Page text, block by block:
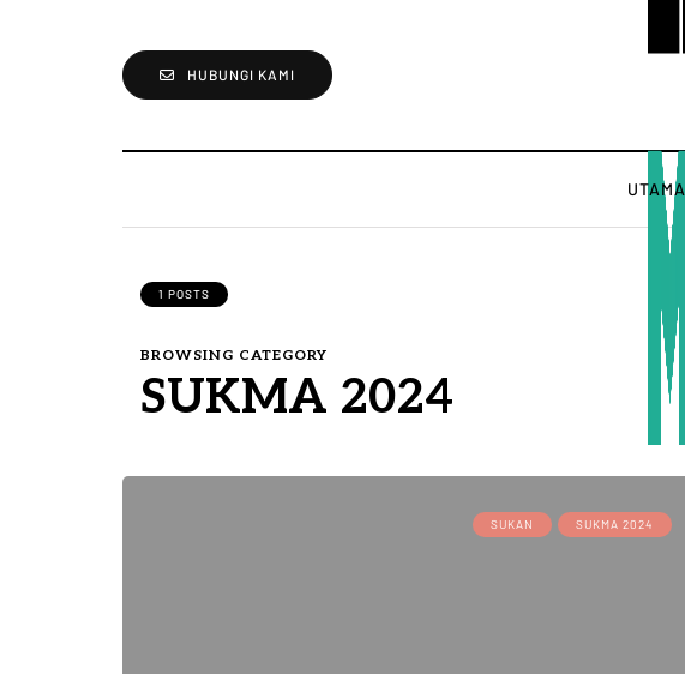
HUBUNGI KAMI
UTAMA
1 POSTS
BROWSING CATEGORY
SUKMA 2024
SUKAN SUKMA 2024